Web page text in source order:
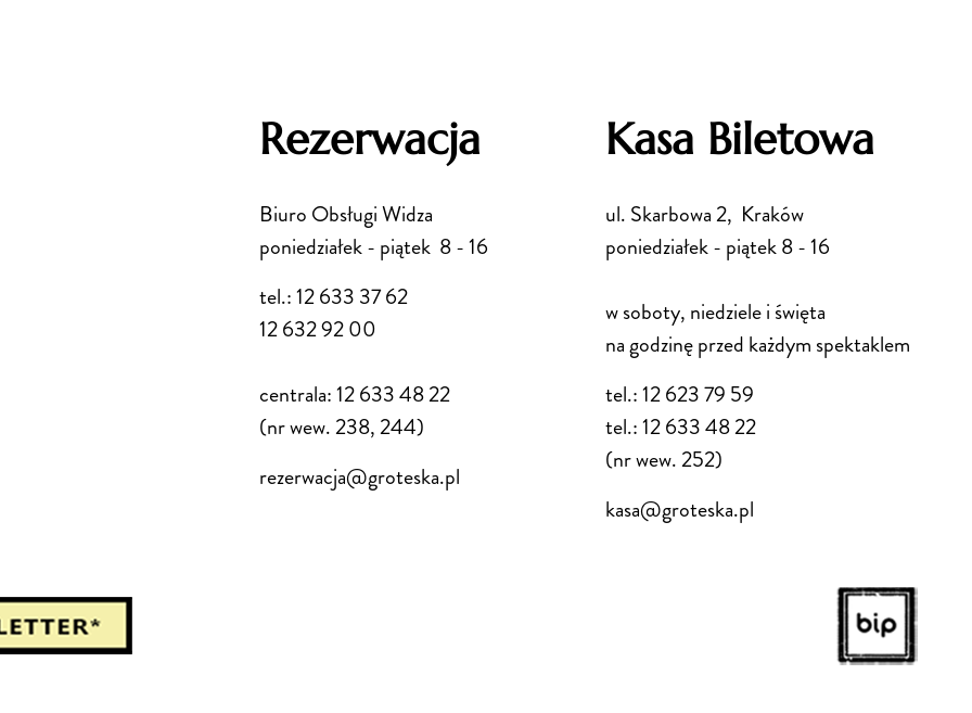
Rezerwacja
Biuro Obsługi Widza
poniedziałek - piątek 8 - 16
tel.: 12 633 37 62
12 632 92 00
centrala: 12 633 48 22
(nr wew. 238, 244)
rezerwacja@groteska.pl
Kasa Biletowa
ul. Skarbowa 2, Kraków
poniedziałek - piątek 8 - 16
w soboty, niedziele i święta
na godzinę przed każdym spektaklem
tel.: 12 623 79 59
tel.: 12 633 48 22
(nr wew. 252)
kasa@groteska.pl